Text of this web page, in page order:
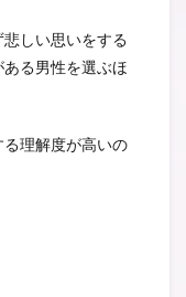
しい思いをする
る男性を選ぶほ
理解度が高いの